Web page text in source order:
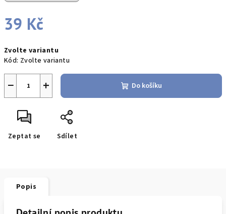
39 Kč
cena:
Zvolte variantu
Kód: Zvolte variantu
+
− Do košíku
Zeptat se Sdílet
Popis